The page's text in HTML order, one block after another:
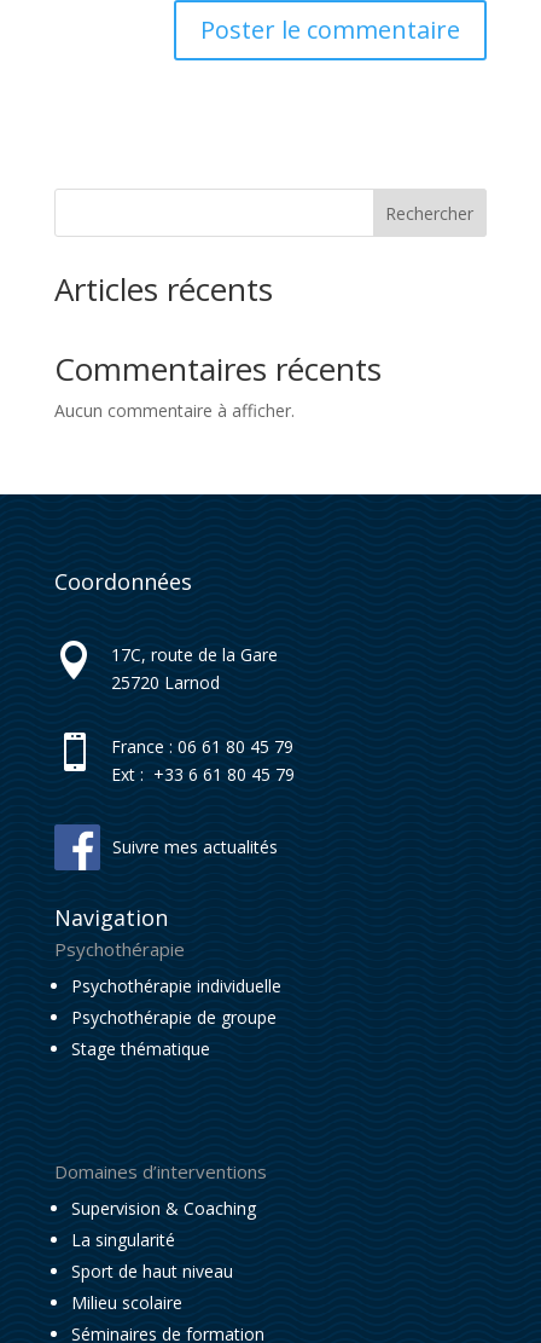
Rechercher
Articles récents
Commentaires récents
Aucun commentaire à afficher.
Coordonnées

17C, route de la Gare
25720 Larnod

France : 06 61 80 45 79
Ext : +33 6 61 80 45 79
Suivre mes actualités
Navigation
Psychothérapie
Psychothérapie individuelle
Psychothérapie de groupe
Stage thématique
Domaines d’interventions
Supervision & Coaching
La singularité
Sport de haut niveau
Milieu scolaire
Séminaires de formation